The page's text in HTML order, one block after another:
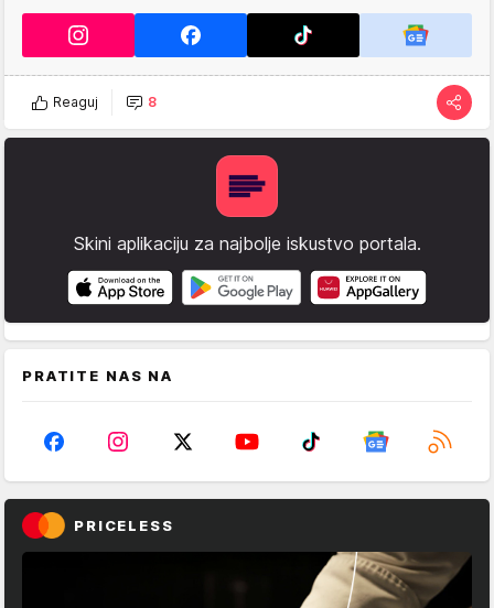
Reaguj 8
Skini aplikaciju za najbolje iskustvo portala.
PRATITE NAS NA
PRICELESS